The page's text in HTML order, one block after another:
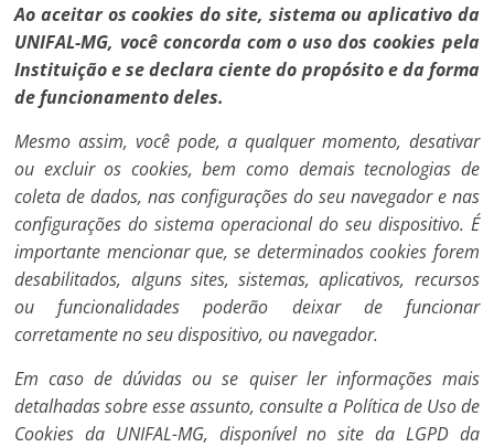
Ao aceitar os cookies do site, sistema ou aplicativo da
UNIFAL-MG, você concorda com o uso dos cookies pela
Instituição e se declara ciente do propósito e da forma
de funcionamento deles.
Mesmo assim, você pode, a qualquer momento, desativar
ou excluir os cookies, bem como demais tecnologias de
coleta de dados, nas configurações do seu navegador e nas
configurações do sistema operacional do seu dispositivo. É
importante mencionar que, se determinados cookies forem
desabilitados, alguns sites, sistemas, aplicativos, recursos
ou funcionalidades poderão deixar de funcionar
corretamente no seu dispositivo, ou navegador.
Em caso de dúvidas ou se quiser ler informações mais
detalhadas sobre esse assunto, consulte a Política de Uso de
Cookies da UNIFAL-MG, disponível no site da LGPD da